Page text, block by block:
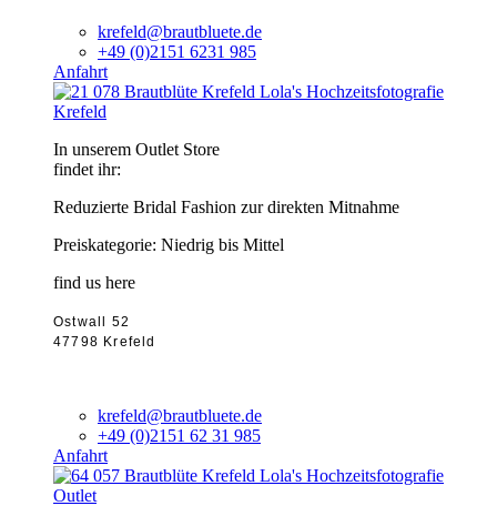
krefeld@brautbluete.de
+49 (0)2151 6231 985
Anfahrt
Krefeld
In unserem Outlet Store
findet ihr:
Reduzierte Bridal Fashion zur direkten Mitnahme
Preiskategorie: Niedrig bis Mittel
find us here
Ostwall 52
47798 Krefeld
krefeld@brautbluete.de
+49 (0)2151 62 31 985
Anfahrt
Outlet